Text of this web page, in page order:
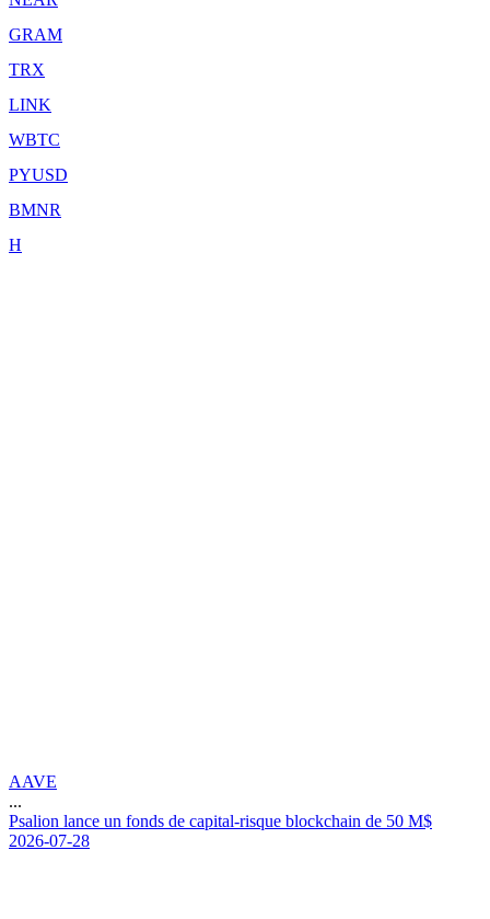
GRAM
TRX
LINK
WBTC
PYUSD
BMNR
H
AAVE
...
Psalion lance un fonds de capital-risque blockchain de 50 M$
2026-07-28